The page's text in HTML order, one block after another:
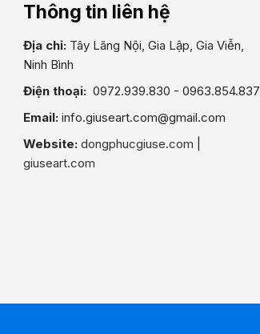
Thông tin liên hệ
Địa chỉ: Tây Lãng Nội, Gia Lập, Gia Viễn,
Ninh Bình
Điện thoại: 0972.939.830 - 0963.854.837
Email: info.giuseart.com@gmail.com
Website: dongphucgiuse.com
giuseart.com